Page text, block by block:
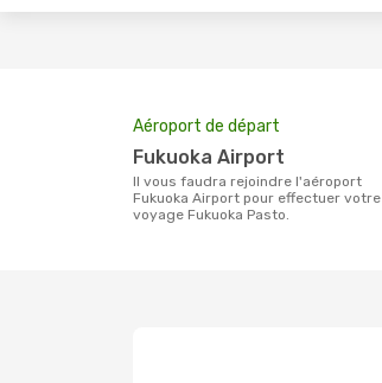
Aéroport de départ
Fukuoka Airport
Il vous faudra rejoindre l'aéroport
Fukuoka Airport pour effectuer votre
voyage Fukuoka Pasto.